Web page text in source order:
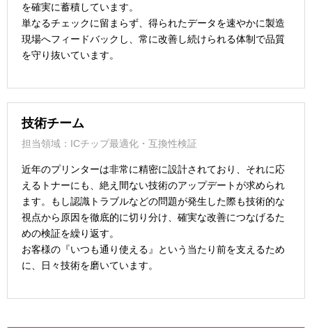
を確実に蓄積しています。
単なるチェックに留まらず、得られたデータを速やかに製造
現場へフィードバックし、常に改善し続けられる体制で品質
を守り抜いています。
技術チーム
担当領域：ICチップ最適化・互換性検証
近年のプリンターは非常に精密に設計されており、それに応
えるトナーにも、絶え間ない技術のアップデートが求められ
ます。もし認識トラブルなどの問題が発生した際も技術的な
視点から原因を徹底的に切り分け、確実な改善につなげるた
めの検証を繰り返す。
お客様の『いつも通り使える』という当たり前を支えるため
に、日々技術を磨いています。